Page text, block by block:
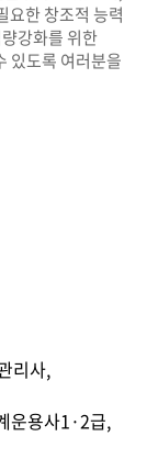
요한 창조적 능력
강화를 위한
있도록 여러분을
리사,
운용사1·2급,